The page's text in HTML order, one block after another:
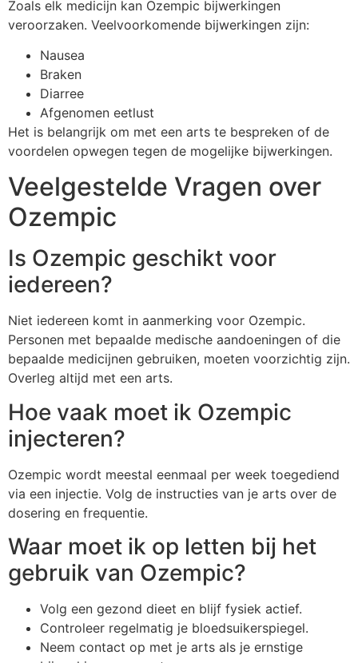
Zoals elk medicijn kan Ozempic bijwerkingen
veroorzaken. Veelvoorkomende bijwerkingen zijn:
Nausea
Braken
Diarree
Afgenomen eetlust
Het is belangrijk om met een arts te bespreken of de
voordelen opwegen tegen de mogelijke bijwerkingen.
Veelgestelde Vragen over
Ozempic
Is Ozempic geschikt voor
iedereen?
Niet iedereen komt in aanmerking voor Ozempic.
Personen met bepaalde medische aandoeningen of die
bepaalde medicijnen gebruiken, moeten voorzichtig zijn.
Overleg altijd met een arts.
Hoe vaak moet ik Ozempic
injecteren?
Ozempic wordt meestal eenmaal per week toegediend
via een injectie. Volg de instructies van je arts over de
dosering en frequentie.
Waar moet ik op letten bij het
gebruik van Ozempic?
Volg een gezond dieet en blijf fysiek actief.
Controleer regelmatig je bloedsuikerspiegel.
Neem contact op met je arts als je ernstige